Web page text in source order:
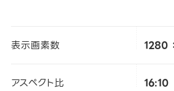
表示画素数 1280
アスペクト比 16:10